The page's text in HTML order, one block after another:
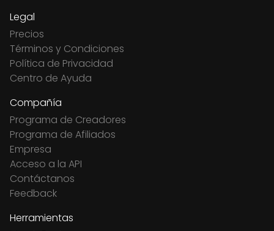
Legal
Precios
Términos y Condiciones
Política de Privacidad
Centro de Ayuda
Compañía
Programa de Creadores
Programa de Afiliados
Empresa
Acceso a la API
Contáctanos
Feedback
Herramientas